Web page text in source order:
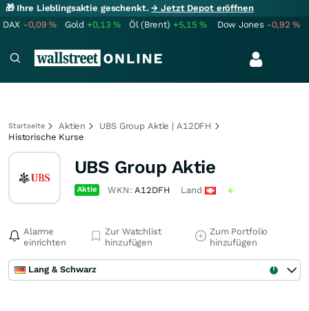
🎁 Ihre Lieblingsaktie geschenkt.→ Jetzt Depot eröffnen
DAX -0,09% Gold +0,13% Öl (Brent) +5,15% Dow Jones -0,92%
Startseite Aktien
UBS Group Aktie | A12DFH
Historische Kurse
UBS Group Aktie
Aktie WKN:A12DFH Land
Alarme
einrichten
Zur Watchlist
hinzufügen
Zum Portfolio
hinzufügen
Lang & Schwarz